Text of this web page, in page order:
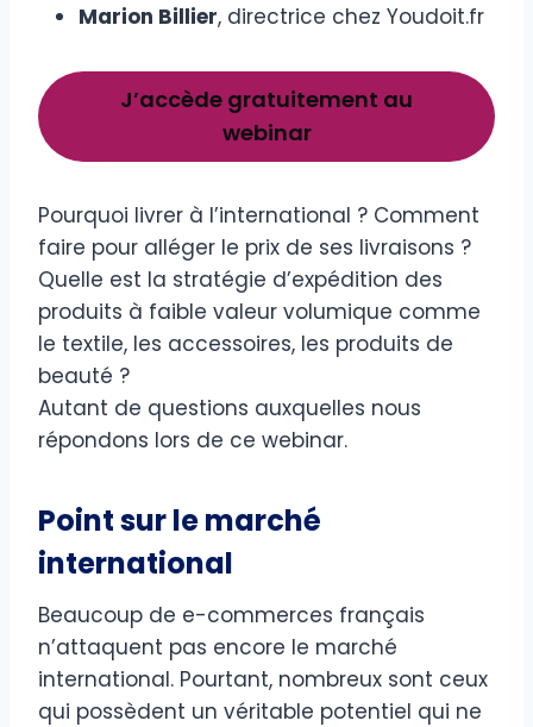
Marion Billier, directrice chez Youdoit.fr
J’accède gratuitement au
webinar
Pourquoi livrer à l’international ? Comment
faire pour alléger le prix de ses livraisons ?
Quelle est la stratégie d’expédition des
produits à faible valeur volumique comme
le textile, les accessoires, les produits de
beauté ?
Autant de questions auxquelles nous
répondons lors de ce webinar.
Point sur le marché
international
Beaucoup de e-commerces français
n’attaquent pas encore le marché
international. Pourtant, nombreux sont ceux
qui possèdent un véritable potentiel qui ne